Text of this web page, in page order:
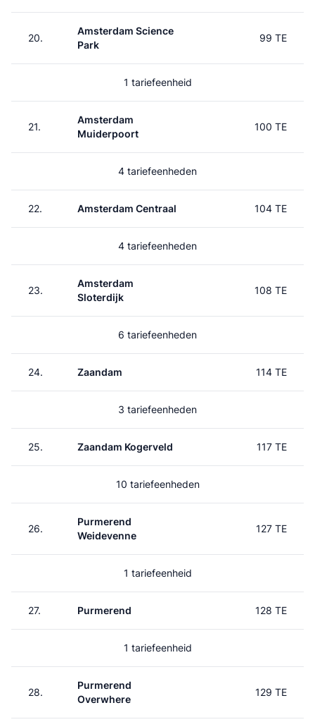
20.
Amsterdam Science
Park
99 TE
1 tariefeenheid
21.
Amsterdam
Muiderpoort
100 TE
4 tariefeenheden
22. Amsterdam Centraal 104 TE
4 tariefeenheden
23.
Amsterdam
Sloterdijk
108 TE
6 tariefeenheden
24. Zaandam 114 TE
3 tariefeenheden
25. Zaandam Kogerveld 117 TE
10 tariefeenheden
26.
Purmerend
Weidevenne
127 TE
1 tariefeenheid
27. Purmerend 128 TE
1 tariefeenheid
28.
Purmerend
Overwhere
129 TE